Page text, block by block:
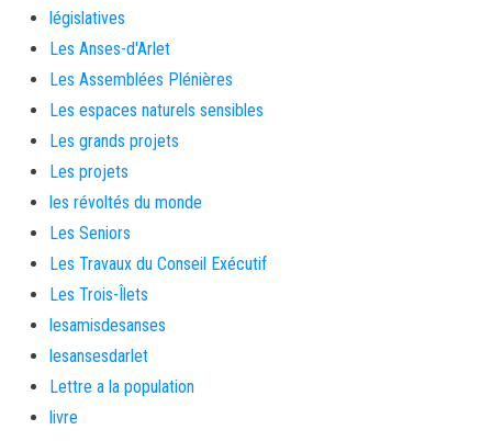
législatives
Les Anses-d'Arlet
Les Assemblées Plénières
Les espaces naturels sensibles
Les grands projets
Les projets
les révoltés du monde
Les Seniors
Les Travaux du Conseil Exécutif
Les Trois-Îlets
lesamisdesanses
lesansesdarlet
Lettre a la population
livre